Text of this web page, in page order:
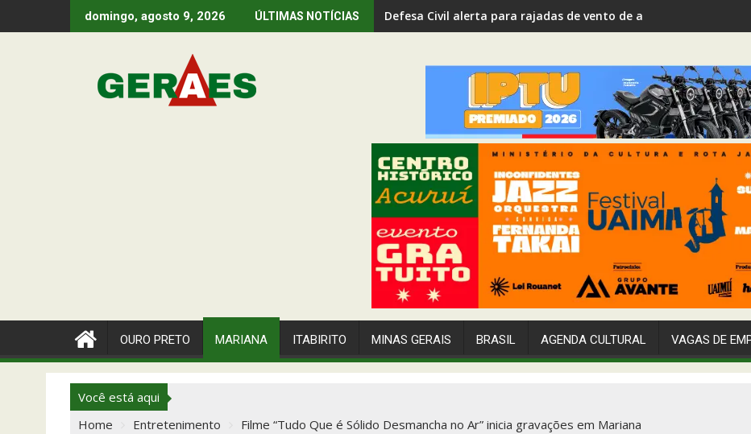
to
domingo, agosto 9, 2026 ÚLTIMAS NOTÍCIAS Defesa Civil alerta para rajadas de vento de até 80 km/h em
OURO PRETO MARIANA ITABIRITO MINAS GERAIS BRASIL AGENDA CULTURAL VAGAS DE
Você está aqui
Home
Entretenimento Filme “Tudo Que é Sólido Desmancha no Ar” inicia gravações em Mariana